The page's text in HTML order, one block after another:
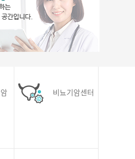
비뇨기암센터